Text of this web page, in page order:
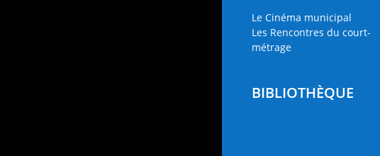
Le Cinéma municipal
Les Rencontres du court-
métrage
BIBLIOTHÈQUE